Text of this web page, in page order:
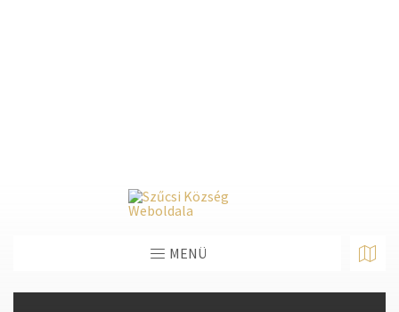
MENÜ